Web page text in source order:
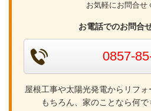
お気軽にお問合せ
お電話でのお問合
0857-
屋根工事や太陽光発電からリフ
もちろん、家のことなら何で